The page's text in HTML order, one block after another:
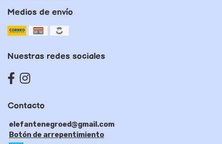
Medios de envío
Nuestras redes sociales
Contacto
elefantenegroed@gmail.com
Botón de arrepentimiento